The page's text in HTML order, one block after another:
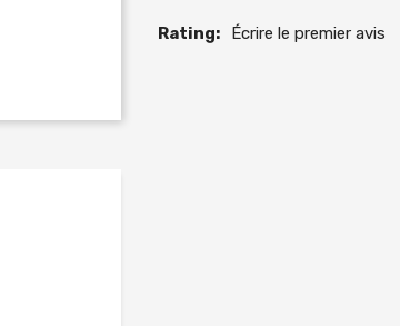
Rating: Écrire le premier avis